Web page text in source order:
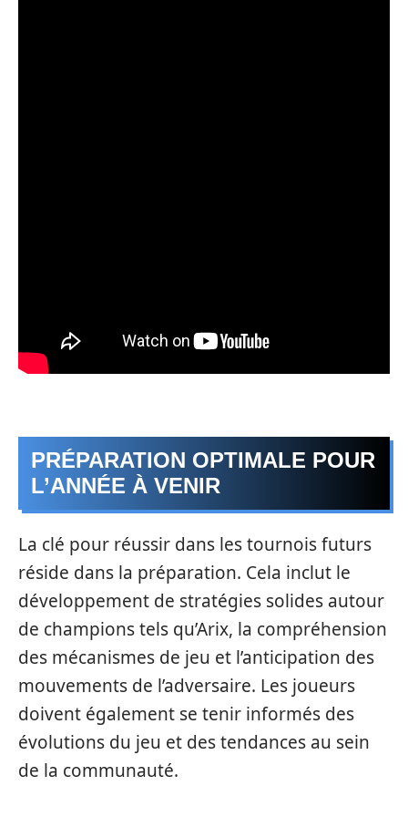
PRÉPARATION OPTIMALE POUR
L’ANNÉE À VENIR
La clé pour réussir dans les tournois futurs
réside dans la préparation. Cela inclut le
développement de stratégies solides autour
de champions tels qu’Arix, la compréhension
des mécanismes de jeu et l’anticipation des
mouvements de l’adversaire. Les joueurs
doivent également se tenir informés des
évolutions du jeu et des tendances au sein
de la communauté.